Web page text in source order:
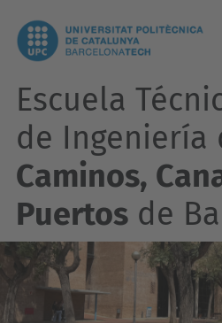
Escuela
de Ingeniería
Caminos,
Puertos de